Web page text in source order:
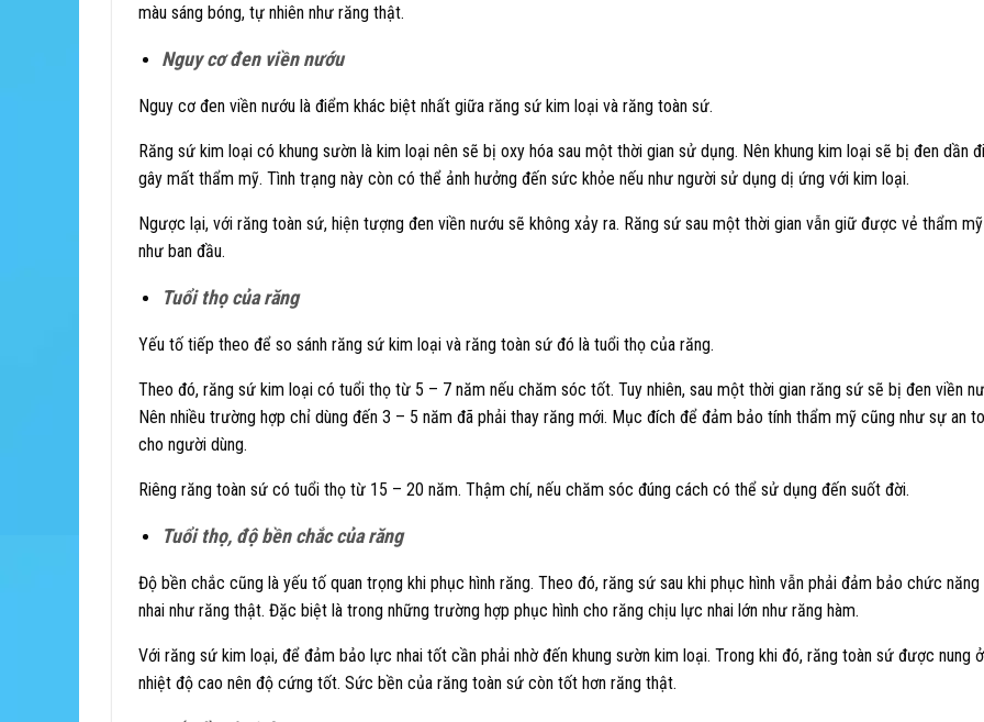
màu sáng bóng, tự nhiên như răng thật.
Nguy cơ đen viền nướu
Nguy cơ đen viền nướu là điểm khác biệt nhất giữa răng sứ kim loại và răng toàn sứ.
Răng sứ kim loại có khung sườn là kim loại nên sẽ bị oxy hóa sau một thời gian sử dụng. Nên khung kim loại sẽ bị đen dần đi
gây mất thẩm mỹ. Tình trạng này còn có thể ảnh hưởng đến sức khỏe nếu như người sử dụng dị ứng với kim loại.
Ngược lại, với răng toàn sứ, hiện tượng đen viền nướu sẽ không xảy ra. Răng sứ sau một thời gian vẫn giữ được vẻ thẩm mỹ
như ban đầu.
Tuổi thọ của răng
Yếu tố tiếp theo để so sánh răng sứ kim loại và răng toàn sứ đó là tuổi thọ của răng.
Theo đó, răng sứ kim loại có tuổi thọ từ 5 – 7 năm nếu chăm sóc tốt. Tuy nhiên, sau một thời gian răng sứ sẽ bị đen viền
Nên nhiều trường hợp chỉ dùng đến 3 – 5 năm đã phải thay răng mới. Mục đích để đảm bảo tính thẩm mỹ cũng như sự an
cho người dùng.
Riêng răng toàn sứ có tuổi thọ từ 15 – 20 năm. Thậm chí, nếu chăm sóc đúng cách có thể sử dụng đến suốt đời.
Tuổi thọ, độ bền chắc của răng
Độ bền chắc cũng là yếu tố quan trọng khi phục hình răng. Theo đó, răng sứ sau khi phục hình vẫn phải đảm bảo chức năng
nhai như răng thật. Đặc biệt là trong những trường hợp phục hình cho răng chịu lực nhai lớn như răng hàm.
Với răng sứ kim loại, để đảm bảo lực nhai tốt cần phải nhờ đến khung sườn kim loại. Trong khi đó, răng toàn sứ được nung ở
nhiệt độ cao nên độ cứng tốt. Sức bền của răng toàn sứ còn tốt hơn răng thật.